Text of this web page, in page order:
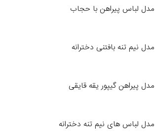
مدل لباس پیراهن با حجاب
مدل نیم تنه بافتنی دخترانه
مدل پیراهن گیپور یقه قایقی
مدل لباس های نیم تنه دخترانه